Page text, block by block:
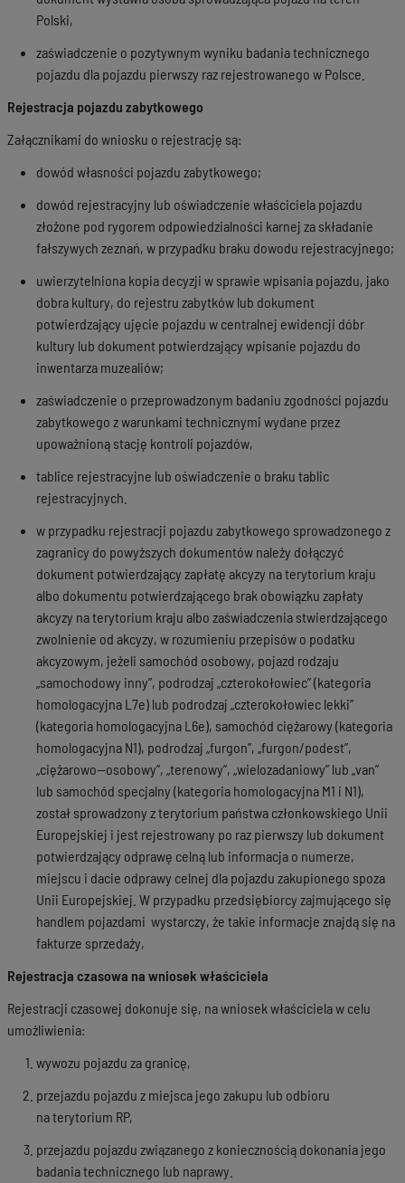
Polski,
zaświadczenie o pozytywnym wyniku badania technicznego
pojazdu dla pojazdu pierwszy raz rejestrowanego w Polsce.
Rejestracja pojazdu zabytkowego
Załącznikami do wniosku o rejestrację są:
dowód własności pojazdu zabytkowego;
dowód rejestracyjny lub oświadczenie właściciela pojazdu
złożone pod rygorem odpowiedzialności karnej za składanie
fałszywych zeznań, w przypadku braku dowodu rejestracyjnego;
uwierzytelniona kopia decyzji w sprawie wpisania pojazdu, jako
dobra kultury, do rejestru zabytków lub dokument
potwierdzający ujęcie pojazdu w centralnej ewidencji dóbr
kultury lub dokument potwierdzający wpisanie pojazdu do
inwentarza muzealiów;
zaświadczenie o przeprowadzonym badaniu zgodności pojazdu
zabytkowego z warunkami technicznymi wydane przez
upoważnioną stację kontroli pojazdów,
tablice rejestracyjne lub oświadczenie o braku tablic
rejestracyjnych.
w przypadku rejestracji pojazdu zabytkowego sprowadzonego z
zagranicy do powyższych dokumentów należy dołączyć
dokument potwierdzający zapłatę akcyzy na terytorium kraju
albo dokumentu potwierdzającego brak obowiązku zapłaty
akcyzy na terytorium kraju albo zaświadczenia stwierdzającego
zwolnienie od akcyzy, w rozumieniu przepisów o podatku
akcyzowym, jeżeli samochód osobowy, pojazd rodzaju
„samochodowy inny”, podrodzaj „czterokołowiec” (kategoria
homologacyjna L7e) lub podrodzaj „czterokołowiec lekki”
(kategoria homologacyjna L6e), samochód ciężarowy (kategoria
homologacyjna N1), podrodzaj „furgon”, „furgon/podest”,
„ciężarowo--osobowy”, „terenowy”, „wielozadaniowy” lub „van”
lub samochód specjalny (kategoria homologacyjna M1 i N1),
został sprowadzony z terytorium państwa członkowskiego Unii
Europejskiej i jest rejestrowany po raz pierwszy lub dokument
potwierdzający odprawę celną lub informacja o numerze,
miejscu i dacie odprawy celnej dla pojazdu zakupionego spoza
Unii Europejskiej. W przypadku przedsiębiorcy zajmującego się
handlem pojazdami wystarczy, że takie informacje znajdą się na
fakturze sprzedaży,
Rejestracja czasowa na wniosek właściciela
Rejestracji czasowej dokonuje się, na wniosek właściciela w celu
umożliwienia:
wywozu pojazdu za granicę,
przejazdu pojazdu z miejsca jego zakupu lub odbioru
na terytorium RP,
przejazdu pojazdu związanego z koniecznością dokonania jego
badania technicznego lub naprawy.